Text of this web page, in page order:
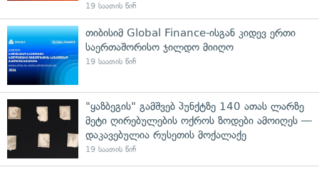
19 საათის წინ
თიბისიმ Global Finance-ისგან კიდევ ერთი
საერთაშორისო ჯილდო მიიღო
19 საათის წინ
"ყაზბეგის" გამშვებ პუნქტზე 140 ათას ლარზე
მეტი ღირებულების ოქროს ზოდები ამოიღეს —
დაკავებულია რუსეთის მოქალაქე
19 საათის წინ